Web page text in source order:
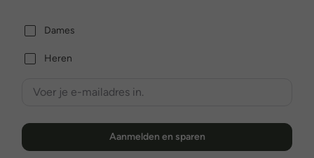
Dames
Heren
Aanmelden en sparen